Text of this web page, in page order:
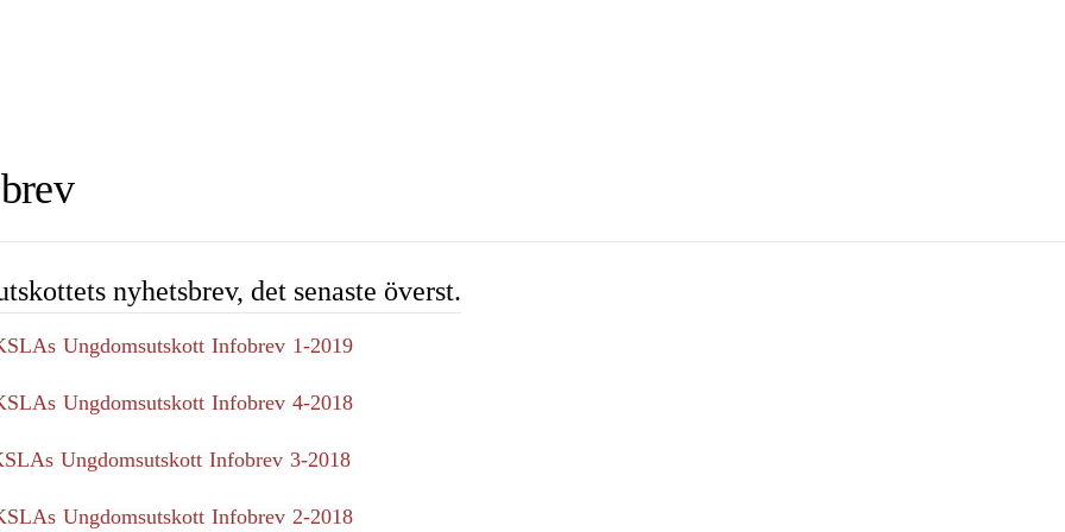
nyhetsbrev, det senaste överst.
Ungdomsutskott Infobrev 1-2019
Ungdomsutskott Infobrev 4-2018
Ungdomsutskott Infobrev 3-2018
Ungdomsutskott Infobrev 2-2018